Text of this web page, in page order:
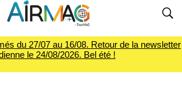
du 27/07 au 16/08. Retour de la newsletter
le 24/08/2026. Bel été !